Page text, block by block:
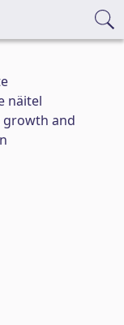
näitel
growth and